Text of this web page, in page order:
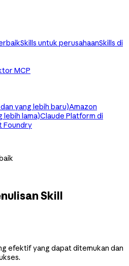
Skills untuk perusahaanSkills di
MCP
yang lebih baru)Amazon
lebih lama)Claude Platform di
Foundry
Skill
efektif yang dapat ditemukan dan